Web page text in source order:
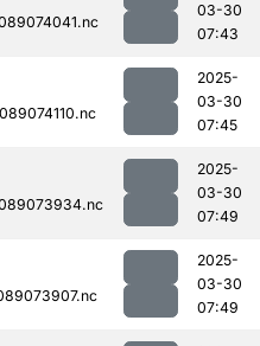
03-30
07:43
2025-
03-30
07:45
2025-
03-30
07:49
2025-
03-30
07:49